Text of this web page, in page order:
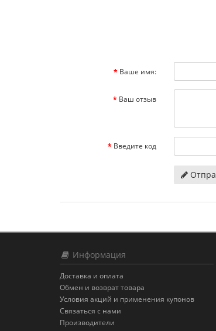
Ваше имя:
Ваш отзыв
Введите код
Информация
Доставка и оплата
Обмен и возврат товара
Условия акций и применения купонов
Связаться с нами
Производители